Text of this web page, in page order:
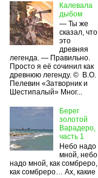
Калевала
дыбом
— Ты же
сказал, что
это
древняя
легенда. — Правильно.
Просто я её сочинил как
древнюю легенду. © В.О.
Пелевин «Затворник и
Шестипалый» Мног...
Берег
золотой
Варадеро,
часть 1
Небо надо
мной, небо
надо мной, как сомбреро,
как сомбреро… Ах, какие